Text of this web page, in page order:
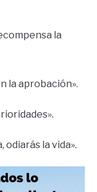
la
la aprobación».
odiarás la vida».